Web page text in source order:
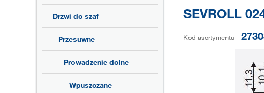
Drzwi do szaf
Przesuwne
Prowadzenie dolne
Wpuszczane
SEVROLL
Kod asortymentu